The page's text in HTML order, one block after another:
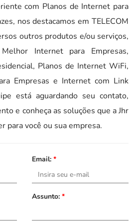
com Planos de Internet para
nos destacamos em TELECOM
outros produtos e/ou serviços,
Internet para Empresas,
Planos de Internet WiFi,
Empresas e Internet com Link
está aguardando seu contato,
e conheça as soluções que a Jhr
para você ou sua empresa.
Email: *
Assunto: *